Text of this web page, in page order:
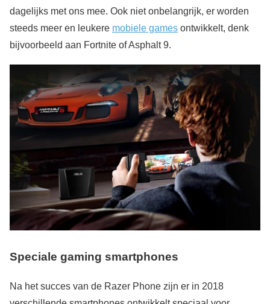
dagelijks met ons mee. Ook niet onbelangrijk, er worden
steeds meer en leukere mobiele games ontwikkelt, denk
bijvoorbeeld aan Fortnite of Asphalt 9.
Speciale gaming smartphones
Na het succes van de Razer Phone zijn er in 2018